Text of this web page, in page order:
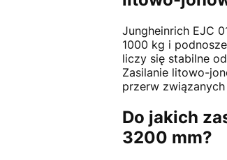
Jungheinrich EJC
1000 kg i
liczy się stabilne
Zasilanie litowo-
przerw związanych
Do jakich
3200 mm?